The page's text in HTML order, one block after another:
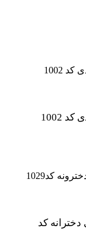
1002
کد